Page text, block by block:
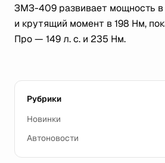
ЗМЗ-409 развивает мощность в
и крутящий момент в 198 Нм,
Про — 149 л. с. и 235 Нм.
Рубрики
Новинки
Автоновости